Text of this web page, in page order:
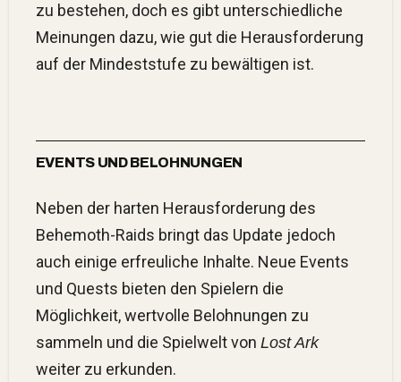
zu bestehen, doch es gibt unterschiedliche
Meinungen dazu, wie gut die Herausforderung
auf der Mindeststufe zu bewältigen ist.
EVENTS UND BELOHNUNGEN
Neben der harten Herausforderung des
Behemoth-Raids bringt das Update jedoch
auch einige erfreuliche Inhalte. Neue Events
und Quests bieten den Spielern die
Möglichkeit, wertvolle Belohnungen zu
sammeln und die Spielwelt von Lost Ark
weiter zu erkunden.